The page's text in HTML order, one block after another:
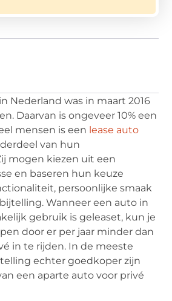
Nederland was in maart 2016
Daarvan is ongeveer 10% een
mensen is een lease auto
van hun
mogen kiezen uit een
en baseren hun keuze
persoonlijke smaak
Wanneer een auto in
gebruik is geleaset, kun je
door er per jaar minder dan
in te rijden. In de meeste
echter goedkoper zijn
een aparte auto voor privé